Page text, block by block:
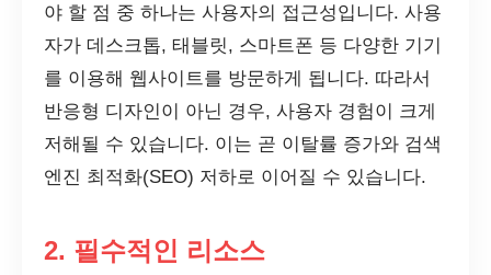
야 할 점 중 하나는 사용자의 접근성입니다. 사용
자가 데스크톱, 태블릿, 스마트폰 등 다양한 기기
를 이용해 웹사이트를 방문하게 됩니다. 따라서
반응형 디자인이 아닌 경우, 사용자 경험이 크게
저해될 수 있습니다. 이는 곧 이탈률 증가와 검색
엔진 최적화(SEO) 저하로 이어질 수 있습니다.
2. 필수적인 리소스